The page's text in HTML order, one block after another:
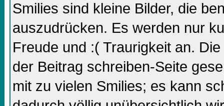
Smilies sind kleine Bilder, die
auszudrücken. Es werden nur
Freude und :( Traurigkeit an.
der Beitrag schreiben-Seite
mit zu vielen Smilies; es kann